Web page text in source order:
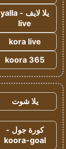
يلا لايف - yalla
live
kora live
koora 365
يلا شوت
كورة جول -
koora-goal